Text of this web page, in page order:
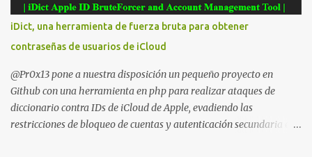
prototype, just mention them to show the device's evolution. In
2010, the original Chameleon was created, resembling a bit more
what we have today. In 2013, the first Chameleon Mini was
released. The RevD. Fr...
iDict, una herramienta de fuerza bruta para obtener
contraseñas de usuarios de iCloud
@Pr0x13 pone a nuestra disposición un pequeño proyecto en
Github con una herramienta en php para realizar ataques de
diccionario contra IDs de iCloud de Apple, evadiendo las
restricciones de bloqueo de cuentas y autenticación secundaria en